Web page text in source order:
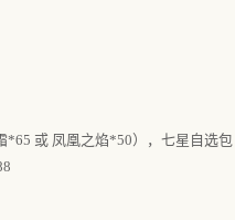
或 凤凰之焰*50），七星自选包